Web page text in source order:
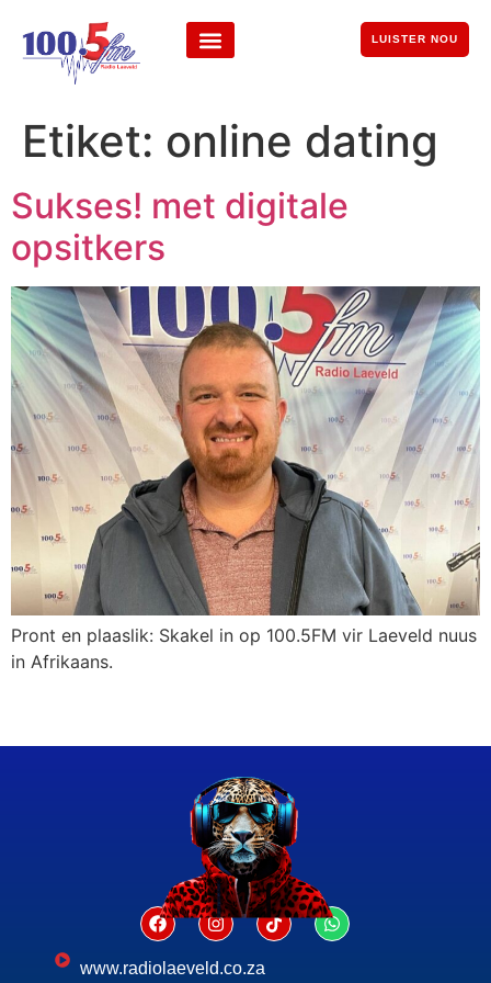
LUISTER NOU
Etiket: online dating
Sukses! met digitale
opsitkers
Pront en plaaslik: Skakel in op 100.5FM vir Laeveld nuus
in Afrikaans.
www.radiolaeveld.co.za